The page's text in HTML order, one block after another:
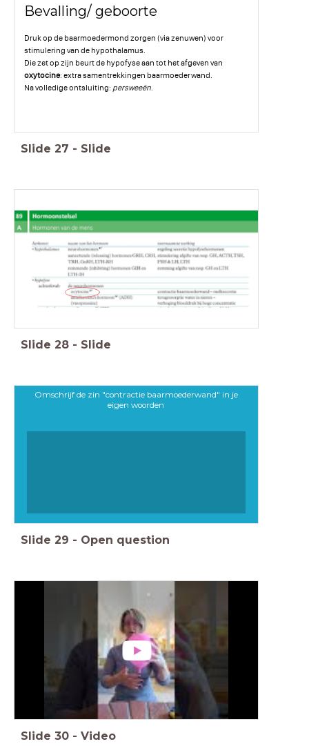
Bevalling/ geboorte
Druk op de baarmoedermond zorgen (via zenuwen) voor
stimulering van de hypothalamus.
Die zet op zijn beurt de hypofyse aan tot het afgeven van
oxytocine: extra samentrekkingen baarmoederwand.
Na volledige ontsluiting: persweeën.
Slide 27 - Slide
Slide 28 - Slide
Omschrijf de zin "contractie baarmoederwand" in je
eigen woorden
Slide 29 - Open question
Slide 30 - Video